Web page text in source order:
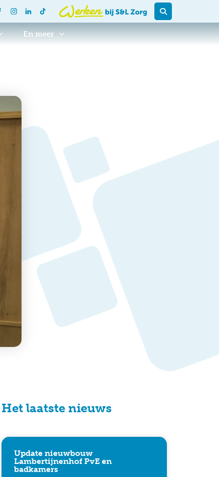
En meer
Het laatste nieuws
Update nieuwbouw
Lambertijnenhof PvE en
badkamers